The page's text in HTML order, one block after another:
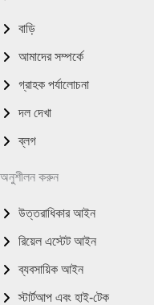
বাড়ি
আমাদের সম্পর্কে
গ্রাহক পর্যালোচনা
দল দেখা
ব্লগ
অনুশীলন করুন
উত্তরাধিকার আইন
রিয়েল এস্টেট আইন
ব্যবসায়িক আইন
স্টার্টআপ এবং হাই-টেক